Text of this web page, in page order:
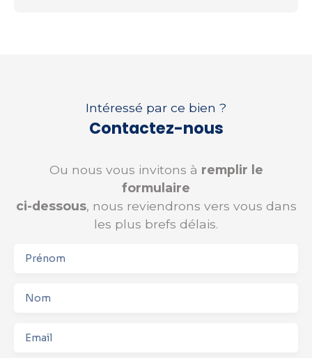
Intéressé par ce bien ?
Contactez-nous
Ou nous vous invitons à remplir le
formulaire
ci-dessous, nous reviendrons vers vous dans
les plus brefs délais.
Prénom
Nom
Email